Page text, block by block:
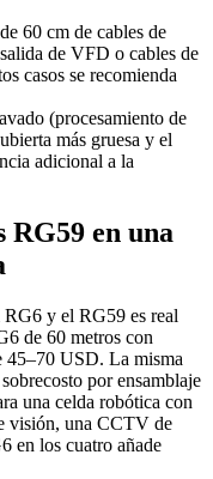
60 cm de cables de
de VFD o cables de
casos se recomienda
(procesamiento de
más gruesa y el
adicional a la
RG59 en una
y el RG59 es real
de 60 metros con
45–70 USD. La misma
por ensamblaje
una celda robótica con
visión, una CCTV de
en los cuatro añade